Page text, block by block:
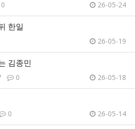
0 26-05-24
한일
26-05-19
김종민
0 26-05-18
0 26-05-14